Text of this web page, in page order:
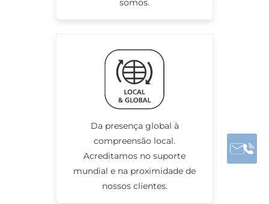
somos.
Da presença global à
compreensão local.
Acreditamos no suporte
mundial e na proximidade de
nossos clientes.